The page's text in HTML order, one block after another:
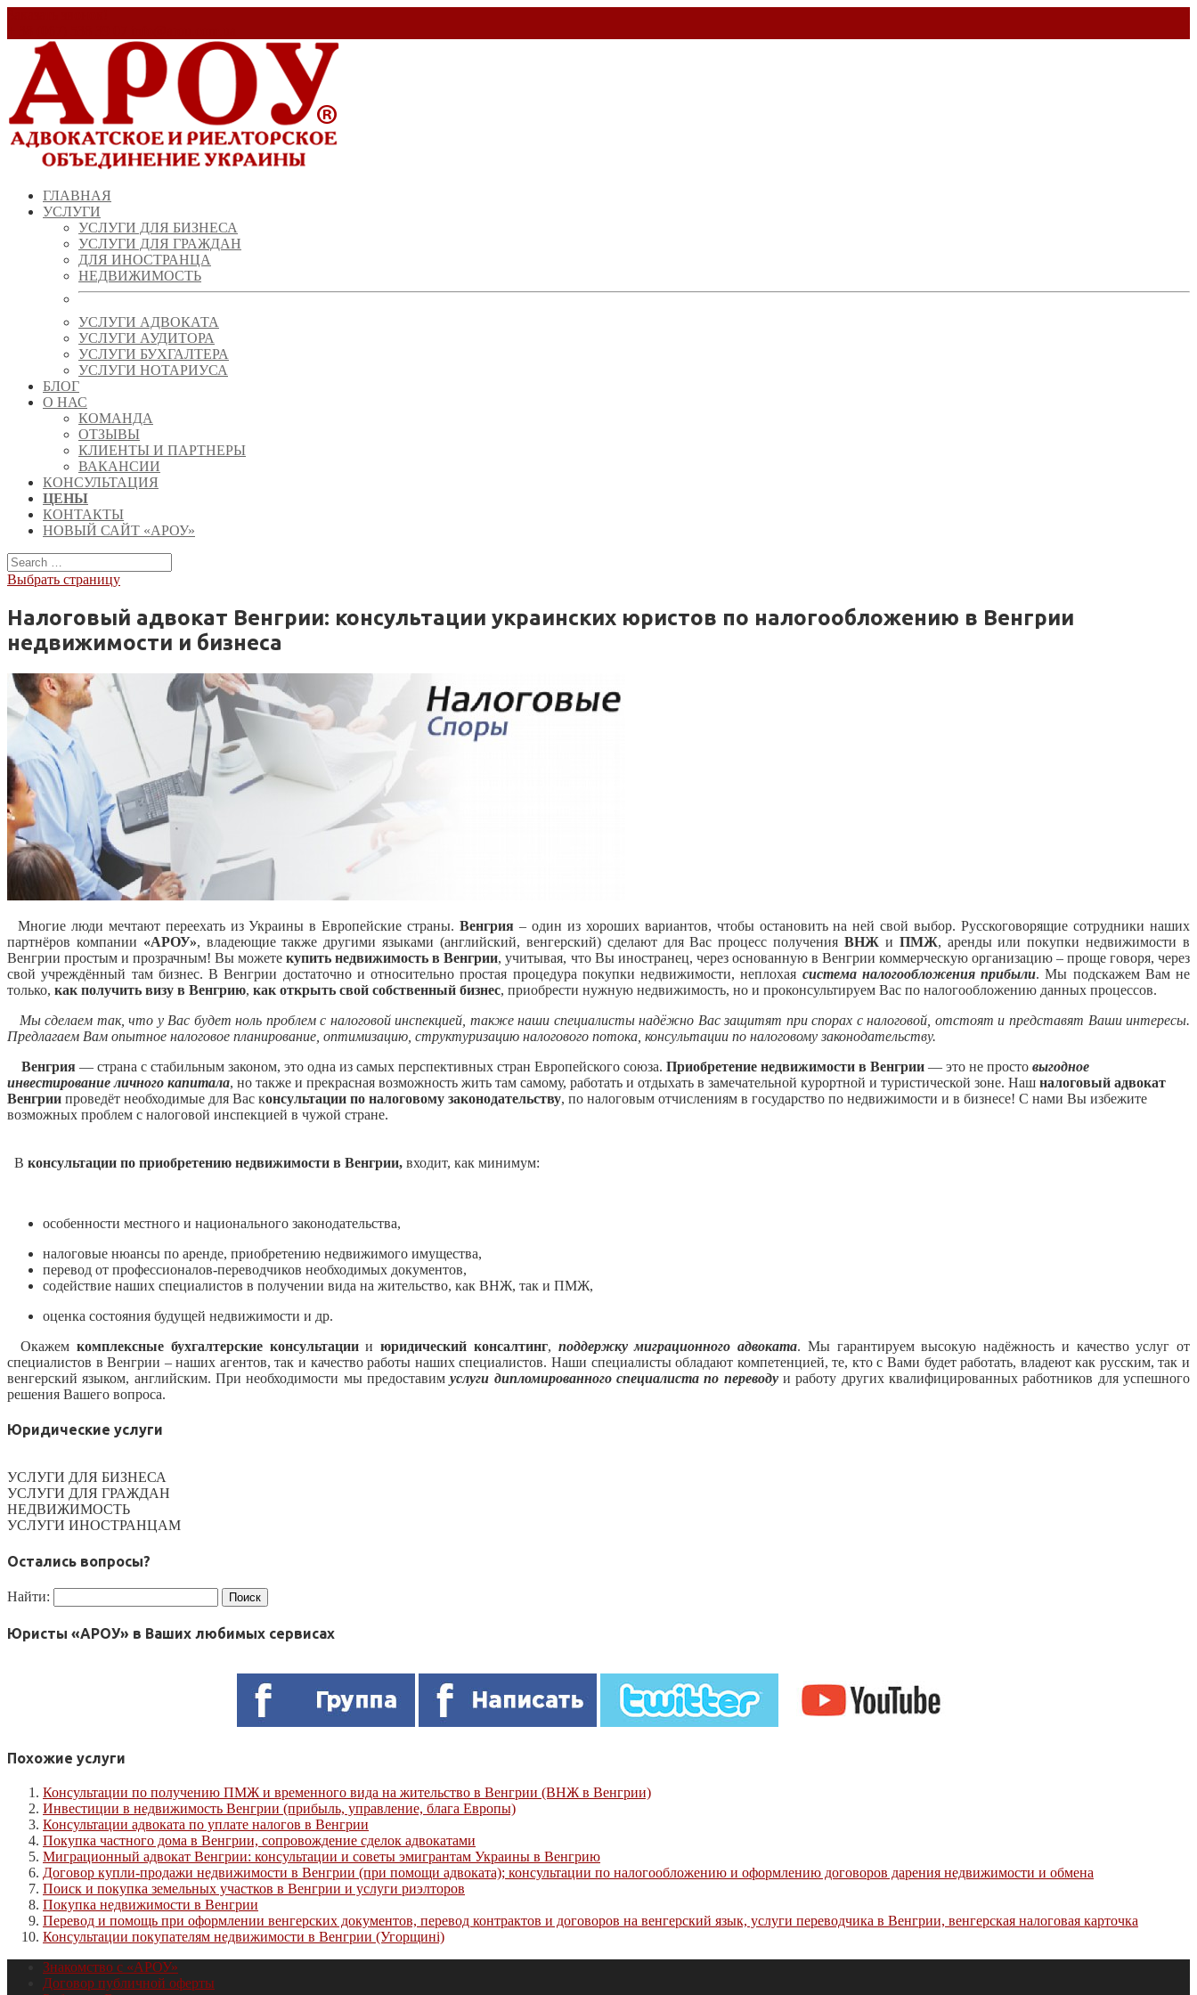
ГЛАВНАЯ
УСЛУГИ
УСЛУГИ ДЛЯ БИЗНЕСА
УСЛУГИ ДЛЯ ГРАЖДАН
ДЛЯ ИНОСТРАНЦА
НЕДВИЖИМОСТЬ
УСЛУГИ АДВОКАТА
УСЛУГИ АУДИТОРА
УСЛУГИ БУХГАЛТЕРА
УСЛУГИ НОТАРИУСА
БЛОГ
О НАС
КОМАНДА
ОТЗЫВЫ
КЛИЕНТЫ И ПАРТНЕРЫ
ВАКАНСИИ
КОНСУЛЬТАЦИЯ
ЦЕНЫ
КОНТАКТЫ
НОВЫЙ САЙТ «АРОУ»
Выбрать страницу
Налоговый адвокат Венгрии: консультации украинских юристов по налогообложению в Венгрии
недвижимости и бизнеса
Многие люди мечтают переехать из Украины в Европейские страны.Венгрия – один из хороших вариантов, чтобы остановить на ней свой выбор. Русскоговорящие сотрудники наших
партнёров компании «АРОУ», владеющие также другими языками (английский, венгерский) сделают для Вас процесс полученияВНЖ и ПМЖ, аренды или покупки недвижимости в
Венгрии простым и прозрачным! Вы можетекупить недвижимость в Венгрии, учитывая, что Вы иностранец, через основанную в Венгрии коммерческую организацию – проще говоря, через
свой учреждённый там бизнес. В Венгрии достаточно и относительно простая процедура покупки недвижимости, неплохая система налогообложения прибыли. Мы подскажем Вам не
только, как получить визу в Венгрию, как открыть свой собственный бизнес, приобрести нужную недвижимость, но и проконсультируем Вас по налогообложению данных процессов.
Мы сделаем так, что у Вас будет ноль проблем с налоговой инспекцией, также наши специалисты надёжно Вас защитят при спорах с налоговой, отстоят и представят Ваши интересы.
Предлагаем Вам опытное налоговое планирование, оптимизацию, структуризацию налогового потока, консультации по налоговому законодательству.
Венгрия — страна с стабильным законом, это одна из самых перспективных стран Европейского союза. Приобретение недвижимости в Венгрии — это не просто выгодное
инвестирование личного капитала, но также и прекрасная возможность жить там самому, работать и отдыхать в замечательной курортной и туристической зоне. Наш налоговый адвокат
Венгрии проведёт необходимые для Вас консультации по налоговому законодательству, по налоговым отчислениям в государство по недвижимости и в бизнесе! С нами Вы избежите
возможных проблем с налоговой инспекцией в чужой стране.
В консультации по приобретению недвижимости в Венгрии, входит, как минимум:
особенности местного и национального законодательства,
налоговые нюансы по аренде, приобретению недвижимого имущества,
перевод от профессионалов-переводчиков необходимых документов,
содействие наших специалистов в получении вида на жительство, как ВНЖ, так и ПМЖ,
оценка состояния будущей недвижимости и др.
Окажемкомплексные бухгалтерские консультациии юридический консалтинг, поддержку миграционного адвоката. Мы гарантируем высокую надёжность и качество услуг от
специалистов в Венгрии – наших агентов, так и качество работы наших специалистов. Наши специалисты обладают компетенцией, те, кто с Вами будет работать, владеют как русским, так и
венгерский языком, английским. При необходимости мы предоставимуслуги дипломированного специалиста по переводуи работу других квалифицированных работников для успешного
решения Вашего вопроса.
Юридические услуги
УСЛУГИ ДЛЯ БИЗНЕСА
УСЛУГИ ДЛЯ ГРАЖДАН
НЕДВИЖИМОСТЬ
УСЛУГИ ИНОСТРАНЦАМ
Остались вопросы?
Найти:
Юристы «АРОУ» в Ваших любимых сервисах
Похожие услуги
Консультации по получению ПМЖ и временного вида на жительство в Венгрии (ВНЖ в Венгрии)
Инвестиции в недвижимость Венгрии (прибыль, управление, блага Европы)
Консультации адвоката по уплате налогов в Венгрии
Покупка частного дома в Венгрии, сопровождение сделок адвокатами
Миграционный адвокат Венгрии: консультации и советы эмигрантам Украины в Венгрию
Договор купли-продажи недвижимости в Венгрии (при помощи адвоката); консультации по налогообложению и оформлению договоров дарения недвижимости и обмена
Поиск и покупка земельных участков в Венгрии и услуги риэлторов
Покупка недвижимости в Венгрии
Перевод и помощь при оформлении венгерских документов, перевод контрактов и договоров на венгерский язык, услуги переводчика в Bенгрии, венгерская налоговая карточка
Консультации покупателям недвижимости в Венгрии (Угорщині)
Знакомство с «АРОУ»
Договор публичной оферты